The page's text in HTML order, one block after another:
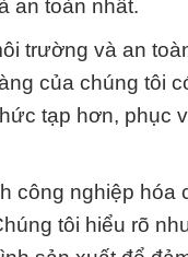
an toàn nhất.
trường và an
của chúng tôi
tạp hơn, phục
công nghiệp hóa
tôi hiểu rõ